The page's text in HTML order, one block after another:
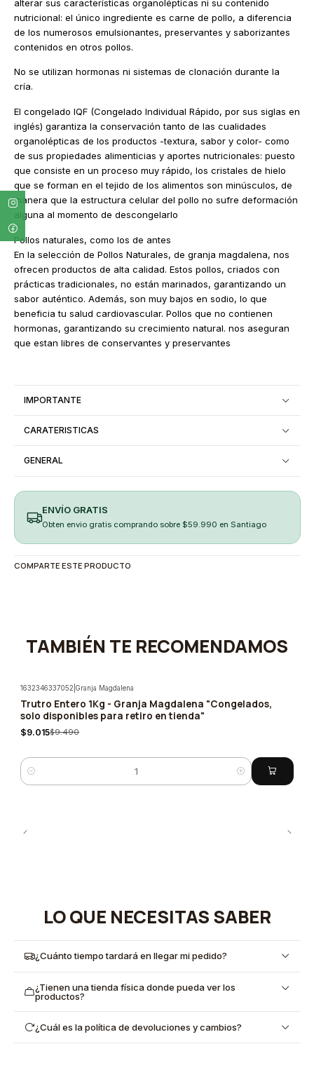
alterar sus características organolépticas ni su contenido
nutricional: el único ingrediente es carne de pollo, a diferencia
de los numerosos emulsionantes, preservantes y saborizantes
contenidos en otros pollos.
No se utilizan hormonas ni sistemas de clonación durante la
cría.
El congelado IQF (Congelado Individual Rápido, por sus siglas en
inglés) garantiza la conservación tanto de las cualidades
organolépticas de los productos -textura, sabor y color- como
de sus propiedades alimenticias y aportes nutricionales: puesto
que consiste en un proceso muy rápido, los cristales de hielo
que se forman en el tejido de los alimentos son minúsculos, de
manera que la estructura celular del pollo no sufre deformación
alguna al momento de descongelarlo
Pollos naturales, como los de antes
En la selección de Pollos Naturales, de granja magdalena, nos
ofrecen productos de alta calidad. Estos pollos, criados con
prácticas tradicionales, no están marinados, garantizando un
sabor auténtico. Además, son muy bajos en sodio, lo que
beneficia tu salud cardiovascular. Pollos que no contienen
hormonas, garantizando su crecimiento natural. nos aseguran
que estan libres de conservantes y preservantes
IMPORTANTE
CARATERISTICAS
GENERAL
ENVÍO GRATIS
Obten envio gratis comprando sobre $59.990 en Santiago
COMPARTE ESTE PRODUCTO
TAMBIÉN TE RECOMENDAMOS
-5%
1632346337052 |Granja Magdalena
Trutro Entero 1Kg - Granja Magdalena "Congelados,
solo disponibles para retiro en tienda"
$9.015$9.490
Cantidad
LO QUE NECESITAS SABER
¿Cuánto tiempo tardará en llegar mi pedido?
¿Tienen una tienda física donde pueda ver los
productos?
¿Cuál es la política de devoluciones y cambios?